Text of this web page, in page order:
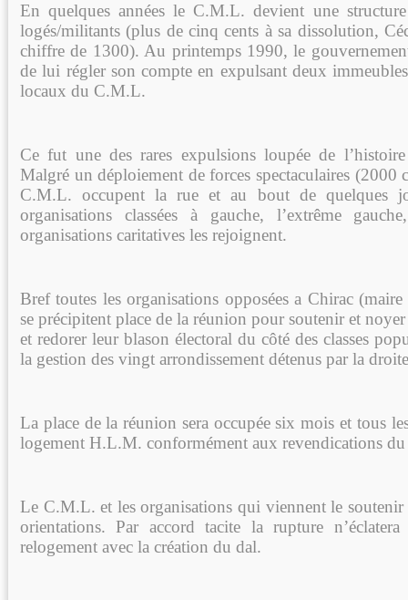
En quelques années le C.M.L. devient une
logés/militants (plus de cinq cents à sa dissolution,
chiffre de 1300). Au printemps 1990, le
de lui régler son compte en expulsant deux
locaux du C.M.L.
Ce fut une des rares expulsions loupée de
Malgré un déploiement de forces spectaculaires (2000
C.M.L. occupent la rue et au bout de quelques
organisations classées à gauche, l’extrême
organisations caritatives les rejoignent.
Bref toutes les organisations opposées a Chirac (maire
se précipitent place de la réunion pour soutenir et
et redorer leur blason électoral du côté des classes
la gestion des vingt arrondissement détenus par la
La place de la réunion sera occupée six mois et tous
logement H.L.M. conformément aux revendications
Le C.M.L. et les organisations qui viennent le soutenir
orientations. Par accord tacite la rupture n’éclatera
relogement avec la création du dal.